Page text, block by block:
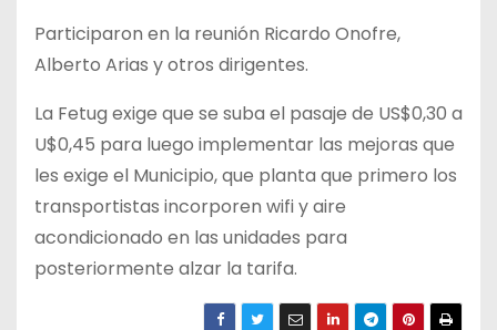
Participaron en la reunión Ricardo Onofre,
Alberto Arias y otros dirigentes.
La Fetug exige que se suba el pasaje de US$0,30 a
U$0,45 para luego implementar las mejoras que
les exige el Municipio, que planta que primero los
transportistas incorporen wifi y aire
acondicionado en las unidades para
posteriormente alzar la tarifa.